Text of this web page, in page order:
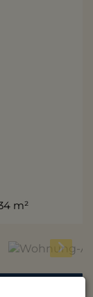
m²